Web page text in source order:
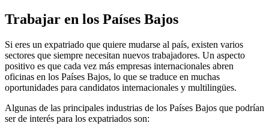
Trabajar en los Países Bajos
Si eres un expatriado que quiere mudarse al país, existen varios
sectores que siempre necesitan nuevos trabajadores. Un aspecto
positivo es que cada vez más empresas internacionales abren
oficinas en los Países Bajos, lo que se traduce en muchas
oportunidades para candidatos internacionales y multilingües.
Algunas de las principales industrias de los Países Bajos que podrían
ser de interés para los expatriados son: